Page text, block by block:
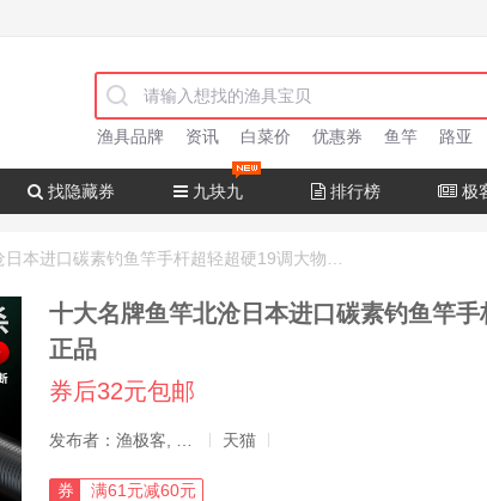
渔具品牌 资讯 白菜价 优惠券 鱼竿 路亚
找隐藏券 九块九 排行榜 极
十大名牌鱼竿北沧日本进口碳素钓鱼竿
正品
券后32元包邮
天猫
券 满61元减60元